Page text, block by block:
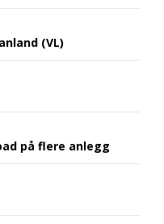
(VL)
på flere anlegg